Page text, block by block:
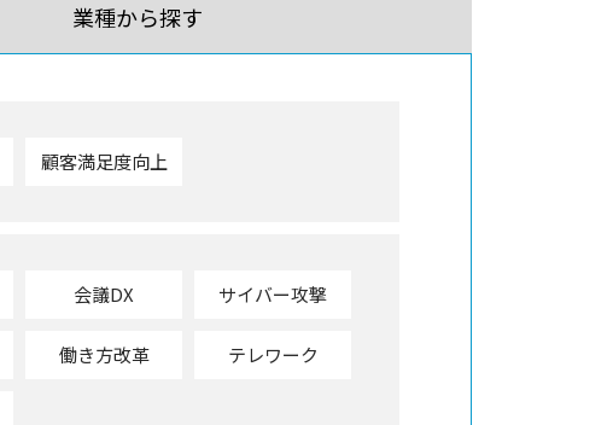
業種から探す
顧客満足度向上
会議DX サイバー攻撃
働き方改革 テレワーク